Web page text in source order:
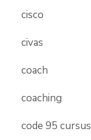
cisco
civas
coach
coaching
code 95 cursus